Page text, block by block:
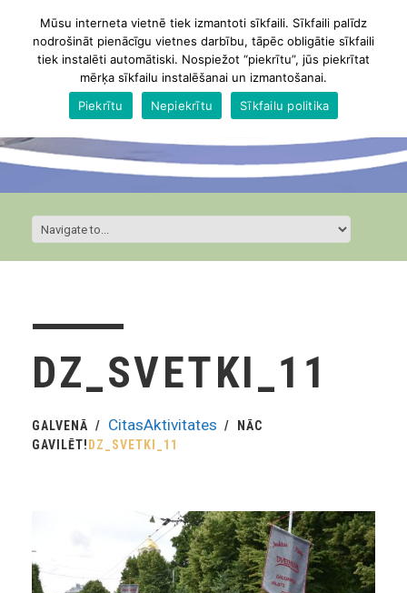
DZ_SVETKI_11
GALVENĀ CitasAktivitates
NĀC
GAVILĒT! DZ_SVETKI_11
Mūsu interneta vietnē tiek izmantoti sīkfaili. Sīkfaili palīdz
nodrošināt pienācīgu vietnes darbību, tāpēc obligātie sīkfaili
tiek instalēti automātiski. Nospiežot “piekrītu”, jūs piekrītat
mērķa sīkfailu instalēšanai un izmantošanai.
Piekrītu
Nepiekrītu Sīkfailu politika